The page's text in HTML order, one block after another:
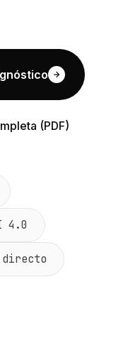
(PDF)
4.0
directo